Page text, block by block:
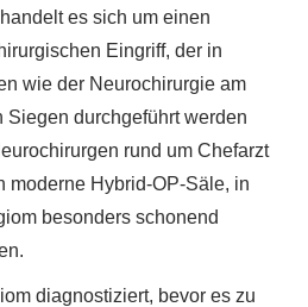
es sich um einen
Eingriff, der in
wie der Neurochirurgie am
durchgeführt werden
rund um Chefarzt
moderne Hybrid-OP-Säle, in
besonders schonend
diagnostiziert, bevor es zu